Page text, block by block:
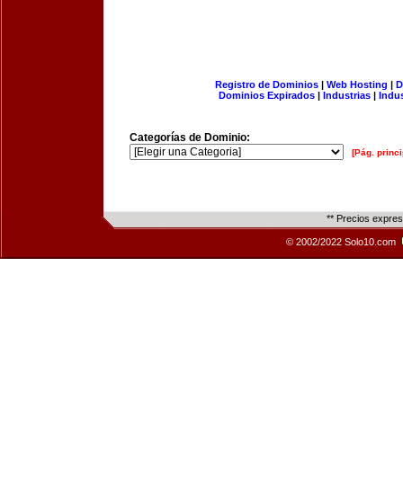
Registro de Dominios| Web Hosting |
Dominios Expirados | Industrias |
Categorías de Dominio:
[Pág.
** Precios
© 2002/2022 Solo10.com